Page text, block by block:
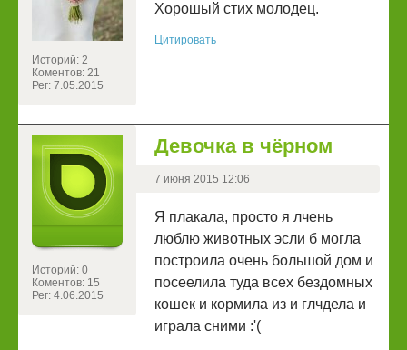
Историй: 2
Коментов: 21
Рег: 7.05.2015
Хорошый стих молодец.
Цитировать
Историй: 0
Коментов: 15
Рег: 4.06.2015
Девочка в чёрном
7 июня 2015 12:06
Я плакала, просто я лчень
люблю животных эсли б могла
построила очень большой дом и
посеелила туда всех бездомных
кошек и кормила из и глчдела и
играла сними :'(